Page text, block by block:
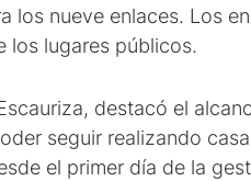
nueve enlaces. Los
los lugares públicos.
destacó el
seguir realizando
el primer día de la